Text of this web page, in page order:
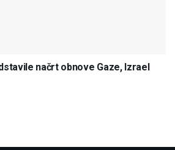
načrt obnove Gaze, Izrael